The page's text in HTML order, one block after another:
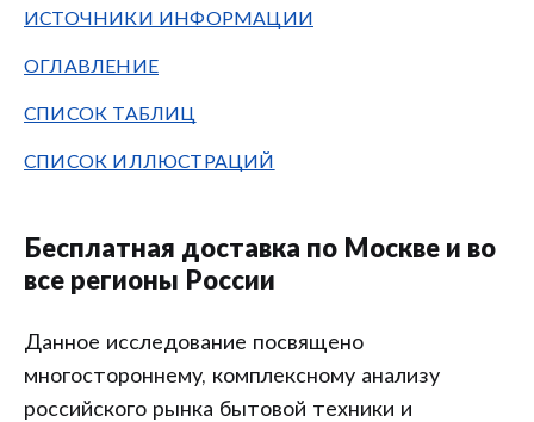
ИСТОЧНИКИ ИНФОРМАЦИИ
ОГЛАВЛЕНИЕ
СПИСОК ТАБЛИЦ
СПИСОК ИЛЛЮСТРАЦИЙ
Бесплатная доставка по Москве и во
все регионы России
Данное исследование посвящено
многостороннему, комплексному анализу
российского рынка бытовой техники и